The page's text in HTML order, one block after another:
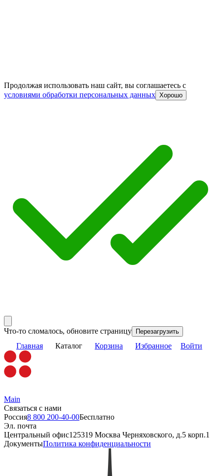
Продолжая использовать наш сайт, вы соглашаетесь c
условиями обработки персональных данных Хорошо
Что-то сломалось, обновите страницу Перезагрузить
Главная Каталог Корзина Избранное Войти
Main
Связаться с нами
Россия8 800 200-40-00Бесплатно
Эл. почта
Центральный офис125319 Москва Черняховского, д.5 корп.1
ДокументыПолитика конфиденциальности